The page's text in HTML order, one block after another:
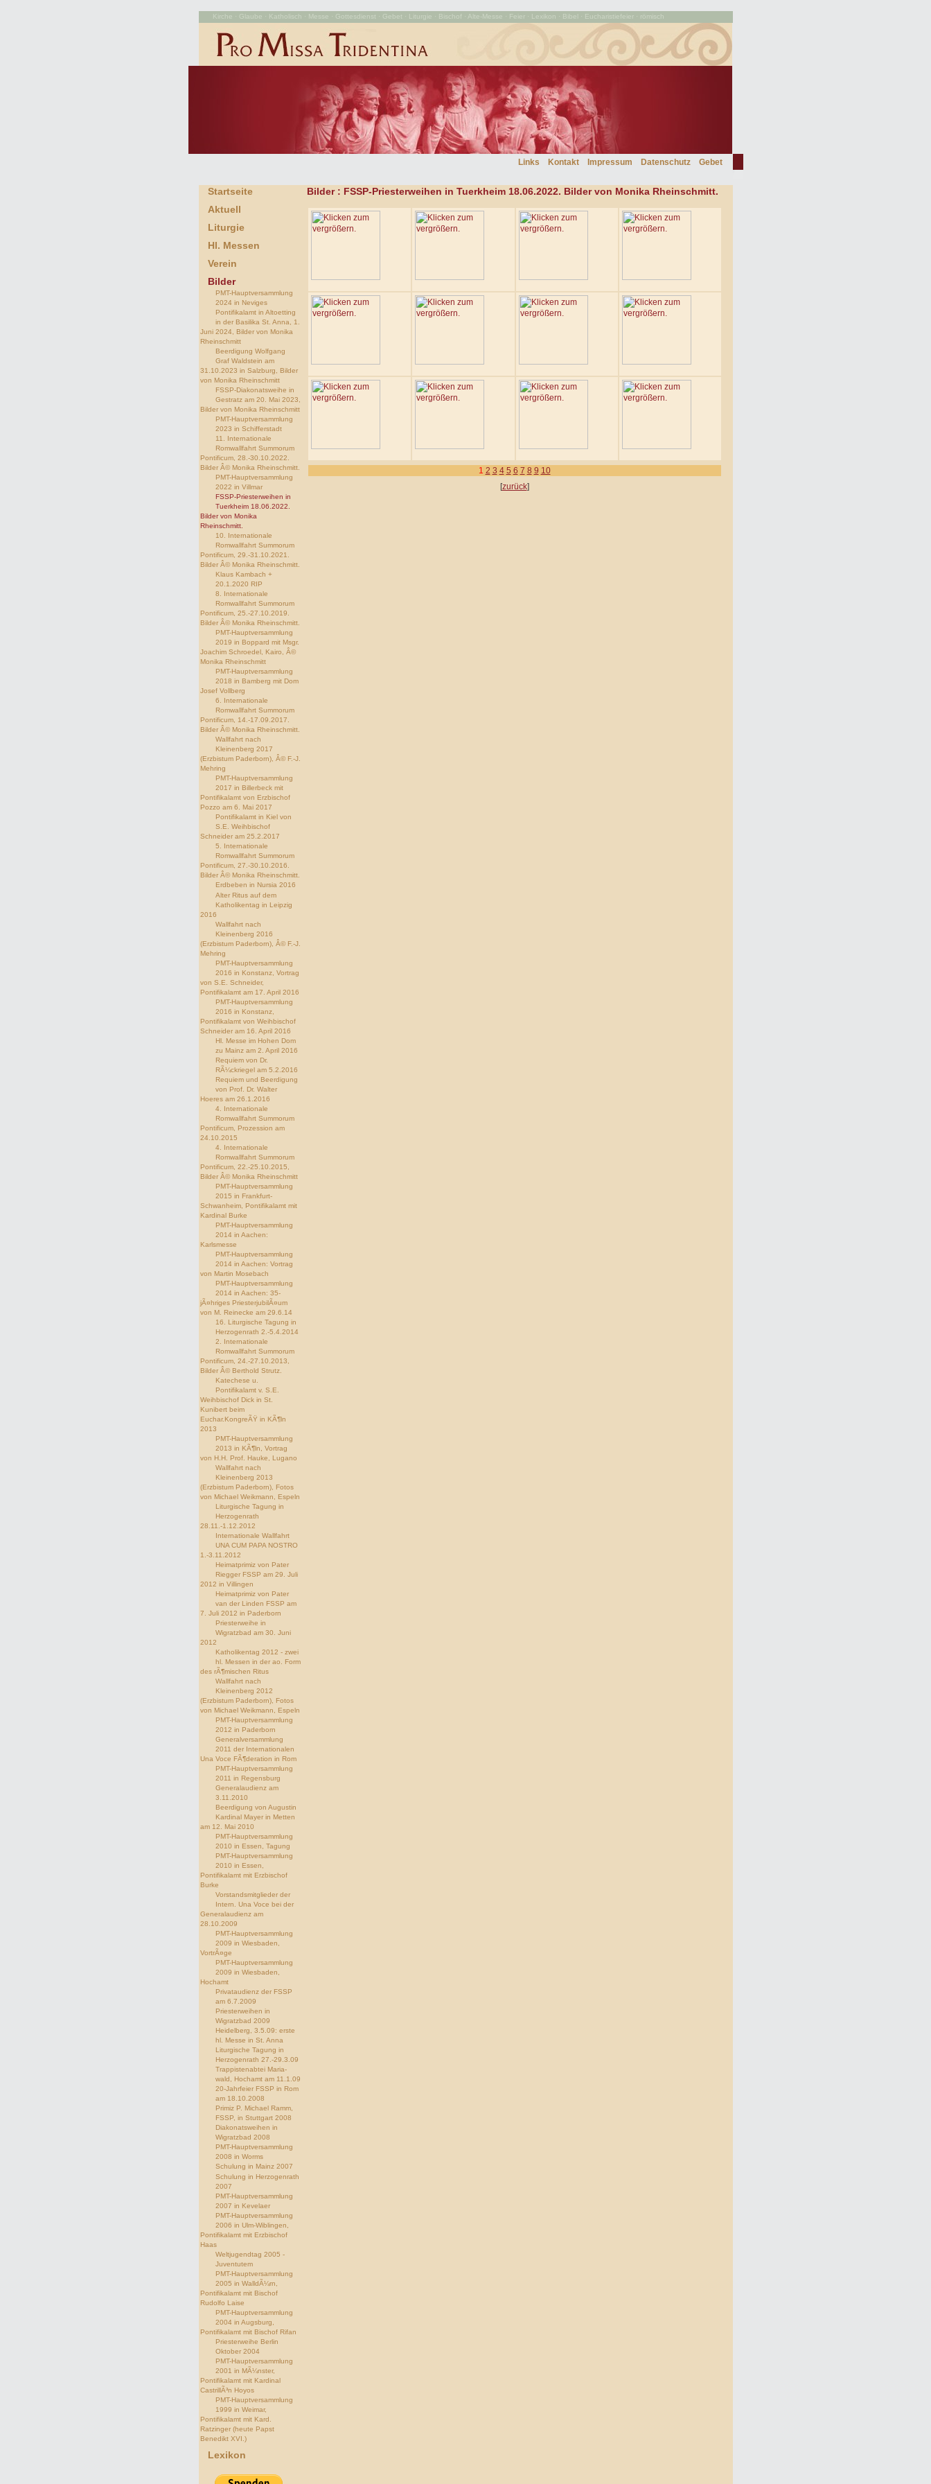
Kirche · Glaube · Katholisch · Messe · Gottesdienst · Gebet · Liturgie · Bischof · Alte-Messe · Feier · Lexikon · Bibel · Eucharistiefeier · römisch
Links Kontakt Impressum Datenschutz Gebet
Startseite
Aktuell
Liturgie
Hl. Messen
Verein
Bilder
PMT-Hauptversammlung
2024 in Neviges
Pontifikalamt in Altoetting
in der Basilika St. Anna, 1.
Juni 2024, Bilder von Monika
Rheinschmitt
Beerdigung Wolfgang
Graf Waldstein am
31.10.2023 in Salzburg, Bilder
von Monika Rheinschmitt
FSSP-Diakonatsweihe in
Gestratz am 20. Mai 2023,
Bilder von Monika Rheinschmitt
PMT-Hauptversammlung
2023 in Schifferstadt
11. Internationale
Romwallfahrt Summorum
Pontificum, 28.-30.10.2022.
Bilder Â© Monika Rheinschmitt.
PMT-Hauptversammlung
2022 in Villmar
FSSP-Priesterweihen in
Tuerkheim 18.06.2022.
Bilder von Monika
Rheinschmitt.
10. Internationale
Romwallfahrt Summorum
Pontificum, 29.-31.10.2021.
Bilder Â© Monika Rheinschmitt.
Klaus Kambach +
20.1.2020 RIP
8. Internationale
Romwallfahrt Summorum
Pontificum, 25.-27.10.2019.
Bilder Â© Monika Rheinschmitt.
PMT-Hauptversammlung
2019 in Boppard mit Msgr.
Joachim Schroedel, Kairo, Â©
Monika Rheinschmitt
PMT-Hauptversammlung
2018 in Bamberg mit Dom
Josef Vollberg
6. Internationale
Romwallfahrt Summorum
Pontificum, 14.-17.09.2017.
Bilder Â© Monika Rheinschmitt.
Wallfahrt nach
Kleinenberg 2017
(Erzbistum Paderborn), Â© F.-J.
Mehring
PMT-Hauptversammlung
2017 in Billerbeck mit
Pontifikalamt von Erzbischof
Pozzo am 6. Mai 2017
Pontifikalamt in Kiel von
S.E. Weihbischof
Schneider am 25.2.2017
5. Internationale
Romwallfahrt Summorum
Pontificum, 27.-30.10.2016.
Bilder Â© Monika Rheinschmitt.
Erdbeben in Nursia 2016
Alter Ritus auf dem
Katholikentag in Leipzig
2016
Wallfahrt nach
Kleinenberg 2016
(Erzbistum Paderborn), Â© F.-J.
Mehring
PMT-Hauptversammlung
2016 in Konstanz, Vortrag
von S.E. Schneider,
Pontifikalamt am 17. April 2016
PMT-Hauptversammlung
2016 in Konstanz,
Pontifikalamt von Weihbischof
Schneider am 16. April 2016
Hl. Messe im Hohen Dom
zu Mainz am 2. April 2016
Requiem von Dr.
RÃ¼ckriegel am 5.2.2016
Requiem und Beerdigung
von Prof. Dr. Walter
Hoeres am 26.1.2016
4. Internationale
Romwallfahrt Summorum
Pontificum, Prozession am
24.10.2015
4. Internationale
Romwallfahrt Summorum
Pontificum, 22.-25.10.2015,
Bilder Â© Monika Rheinschmitt
PMT-Hauptversammlung
2015 in Frankfurt-
Schwanheim, Pontifikalamt mit
Kardinal Burke
PMT-Hauptversammlung
2014 in Aachen:
Karlsmesse
PMT-Hauptversammlung
2014 in Aachen: Vortrag
von Martin Mosebach
PMT-Hauptversammlung
2014 in Aachen: 35-
jÃ¤hriges PriesterjubilÃ¤um
von M. Reinecke am 29.6.14
16. Liturgische Tagung in
Herzogenrath 2.-5.4.2014
2. Internationale
Romwallfahrt Summorum
Pontificum, 24.-27.10.2013,
Bilder Â© Berthold Strutz.
Katechese u.
Pontifikalamt v. S.E.
Weihbischof Dick in St.
Kunibert beim
Euchar.KongreÃŸ in KÃ¶ln
2013
PMT-Hauptversammlung
2013 in KÃ¶ln, Vortrag
von H.H. Prof. Hauke, Lugano
Wallfahrt nach
Kleinenberg 2013
(Erzbistum Paderborn), Fotos
von Michael Weikmann, Espeln
Liturgische Tagung in
Herzogenrath
28.11.-1.12.2012
Internationale Wallfahrt
UNA CUM PAPA NOSTRO
1.-3.11.2012
Heimatprimiz von Pater
Riegger FSSP am 29. Juli
2012 in Villingen
Heimatprimiz von Pater
van der Linden FSSP am
7. Juli 2012 in Paderborn
Priesterweihe in
Wigratzbad am 30. Juni
2012
Katholikentag 2012 - zwei
hl. Messen in der ao. Form
des rÃ¶mischen Ritus
Wallfahrt nach
Kleinenberg 2012
(Erzbistum Paderborn), Fotos
von Michael Weikmann, Espeln
PMT-Hauptversammlung
2012 in Paderborn
Generalversammlung
2011 der Internationalen
Una Voce FÃ¶deration in Rom
PMT-Hauptversammlung
2011 in Regensburg
Generalaudienz am
3.11.2010
Beerdigung von Augustin
Kardinal Mayer in Metten
am 12. Mai 2010
PMT-Hauptversammlung
2010 in Essen, Tagung
PMT-Hauptversammlung
2010 in Essen,
Pontifikalamt mit Erzbischof
Burke
Vorstandsmitglieder der
Intern. Una Voce bei der
Generalaudienz am
28.10.2009
PMT-Hauptversammlung
2009 in Wiesbaden,
VortrÃ¤ge
PMT-Hauptversammlung
2009 in Wiesbaden,
Hochamt
Privataudienz der FSSP
am 6.7.2009
Priesterweihen in
Wigratzbad 2009
Heidelberg, 3.5.09: erste
hl. Messe in St. Anna
Liturgische Tagung in
Herzogenrath 27.-29.3.09
Trappistenabtei Maria-
wald, Hochamt am 11.1.09
20-Jahrfeier FSSP in Rom
am 18.10.2008
Primiz P. Michael Ramm,
FSSP, in Stuttgart 2008
Diakonatsweihen in
Wigratzbad 2008
PMT-Hauptversammlung
2008 in Worms
Schulung in Mainz 2007
Schulung in Herzogenrath
2007
PMT-Hauptversammlung
2007 in Kevelaer
PMT-Hauptversammlung
2006 in Ulm-Wiblingen,
Pontifikalamt mit Erzbischof
Haas
Weltjugendtag 2005 -
Juventutem
PMT-Hauptversammlung
2005 in WalldÃ¼rn,
Pontifikalamt mit Bischof
Rudolfo Laise
PMT-Hauptversammlung
2004 in Augsburg,
Pontifikalamt mit Bischof Rifan
Priesterweihe Berlin
Oktober 2004
PMT-Hauptversammlung
2001 in MÃ¼nster,
Pontifikalamt mit Kardinal
CastrillÃ³n Hoyos
PMT-Hauptversammlung
1999 in Weimar,
Pontifikalamt mit Kard.
Ratzinger (heute Papst
Benedikt XVI.)
Lexikon
Bilder : FSSP-Priesterweihen in Tuerkheim 18.06.2022. Bilder von Monika Rheinschmitt.
1 2 3 4 5 6 7 8 9 10
[zurück]